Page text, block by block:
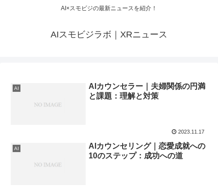
AI×スモビジの最新ニュースを紹介！
AIスモビジラボ｜XRニュース
AI
AIカウンセラー｜夫婦関係の円満
と課題：理解と対策
2023.11.17
AI
AIカウンセリング｜恋愛成就への
10のステップ：成功への道